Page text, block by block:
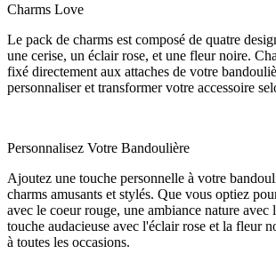
Charms Love​
Le pack de charms est composé de quatre
une cerise, un éclair rose, et une fleur noire.
fixé directement aux attaches de votre
personnaliser et transformer votre accessoire
​Personnalisez Votre Bandoulière​
Ajoutez une touche personnelle à votre
charms amusants et stylés. Que vous optiez
avec le coeur rouge, une ambiance nature avec
touche audacieuse avec l'éclair rose et la fleur
à toutes les occasions.​